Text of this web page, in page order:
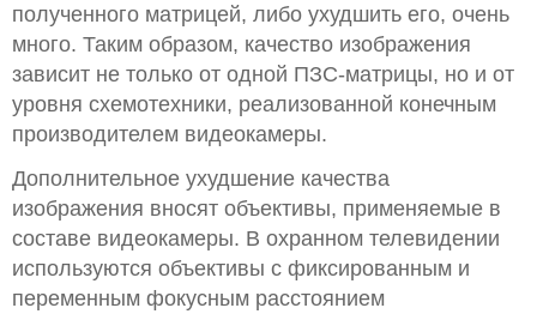
полученного матрицей, либо ухудшить его, очень
много. Таким образом, качество изображения
зависит не только от одной ПЗС-матрицы, но и от
уровня схемотехники, реализованной конечным
производителем видеокамеры.
Дополнительное ухудшение качества
изображения вносят объективы, применяемые в
составе видеокамеры. В охранном телевидении
используются объективы с фиксированным и
переменным фокусным расстоянием